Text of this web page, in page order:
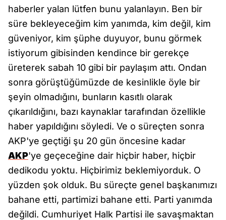
haberler yalan lütfen bunu yalanlayın. Ben bir
süre bekleyeceğim kim yanımda, kim değil, kim
güveniyor, kim şüphe duyuyor, bunu görmek
istiyorum gibisinden kendince bir gerekçe
üreterek sabah 10 gibi bir paylaşım attı. Ondan
sonra görüştüğümüzde de kesinlikle öyle bir
şeyin olmadığını, bunların kasıtlı olarak
çıkarıldığını, bazı kaynaklar tarafından özellikle
haber yapıldığını söyledi. Ve o süreçten sonra
AKP'ye geçtiği şu 20 gün öncesine kadar
AKP'ye geçeceğine dair hiçbir haber, hiçbir
dedikodu yoktu. Hiçbirimiz beklemiyorduk. O
yüzden şok olduk. Bu süreçte genel başkanımızı
bahane etti, partimizi bahane etti. Parti yanımda
değildi. Cumhuriyet Halk Partisi ile savaşmaktan